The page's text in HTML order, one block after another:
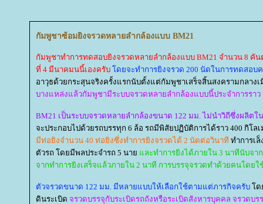
กัมพูชาซ้อมยิงจรวดหลายลำกล้องแบบ BM21
กัมพูชาทำการทดสอบยิงจรวดหลายลำกล้องแบบ BM21 จำนวน 8 คั
ที่ 4 มีนาคมนนี้เองครับ ดยจะทำการยิงจรวด 200 นัดในการทดสอบ
อาวุธด้วยกระสุนจริงครั้งแรกนับตั้งแต่กัมพูชาเสร็จสิ้นสงครามกลางเ
บางแหล่งแล้วกัมพูชามีระบบจรวดหลายลำกล้องแบบนี้ประจำการราว
BM21 เป็นระบบจรวดหลายลำกล้องขนาด 122 มม. ไม่นำวิถีซึ่งผลิต
จะประกอบไปด้วยรถบรรทุก 6 ล้อ รถมีพิสัยปฏิบัติการได้ราว 400 กิโล
มีท่อยิงจำนวน 40 ท่อยิงซึ่งทำการยิงจรวดได้ 2 นัดต่อวินาที ทำการเ
ตัวรถ โดยมีพลประจำรถ 5 นา ละทำการยิงได้ภายใน 3 นาทีนับจา
จากทำการยิงเสร็จแล้วภายใน 2 นาที การบรรจุจรวดทำด้วยคนโดยใ
ตัวจรวดขนาด 122 มม. มีหลายแบบให้เลือกใช้ตามแต่ภารกิจครับ ด
ดินระเบิด จรวดบรรจุกับระเบิดรถถังหรือระเบิดสังหารบุคคล จรวดบ